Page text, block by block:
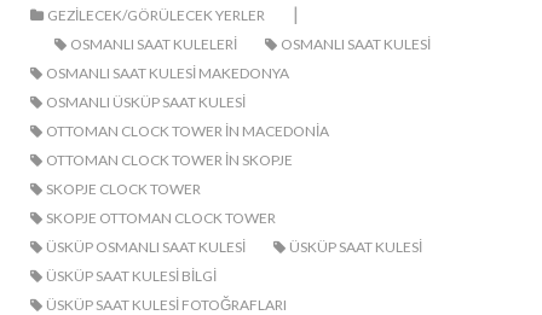
GEZILECEK/GÖRÜLECEK YERLER |
OSMANLI SAAT KULELERI
OSMANLI SAAT KULESI
OSMANLI SAAT KULESI MAKEDONYA
OSMANLI ÜSKÜP SAAT KULESI
OTTOMAN CLOCK TOWER IN MACEDONIA
OTTOMAN CLOCK TOWER IN SKOPJE
SKOPJE CLOCK TOWER
SKOPJE OTTOMAN CLOCK TOWER
ÜSKÜP OSMANLI SAAT KULESI
ÜSKÜP SAAT KULESI
ÜSKÜP SAAT KULESI BILGI
ÜSKÜP SAAT KULESI FOTOĞRAFLARI